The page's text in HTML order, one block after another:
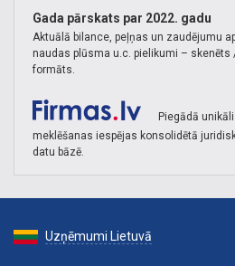
Gada pārskats par 2022. gadu
Aktuālā bilance, peļņas un zaudējumu
naudas plūsma u.c. pielikumi – skenēts
formāts.
Piegādā
meklēšanas iespējas konsolidētā
datu bāzē.
Uzņēmumi Lietuvā